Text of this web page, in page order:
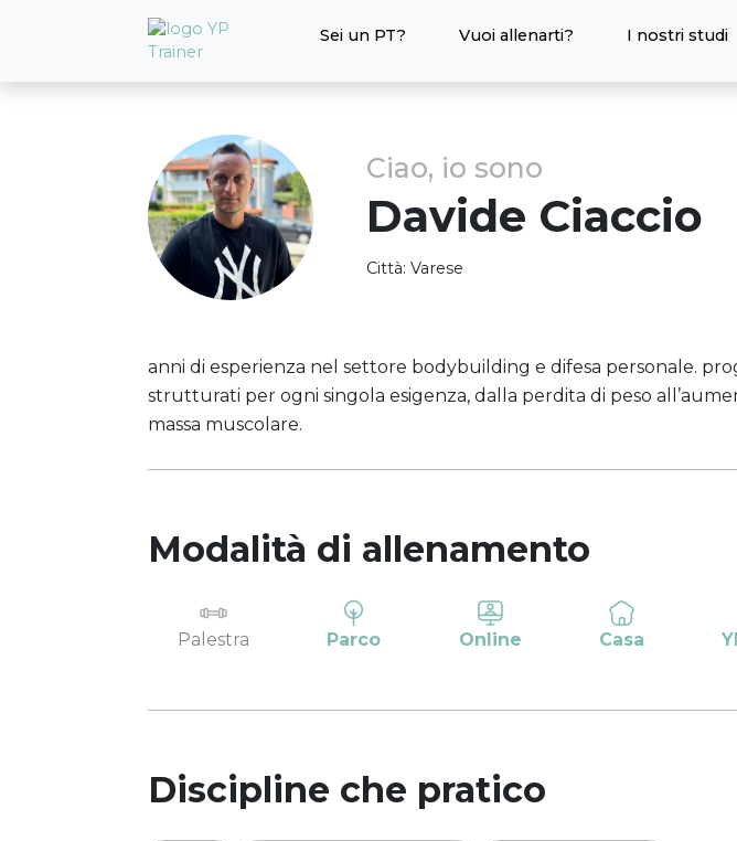
Sei un PT? Vuoi allenarti? I nostri studi
Ciao, io sono
Davide Ciaccio
Città: Varese
anni di esperienza nel settore bodybuilding e difesa personale.
strutturati per ogni singola esigenza, dalla perdita di peso
massa muscolare.
Modalità di allenamento
Palestra Parco Online Casa
Discipline che pratico